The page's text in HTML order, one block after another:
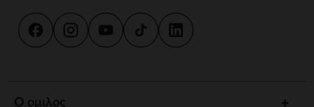
Ο ομιλος